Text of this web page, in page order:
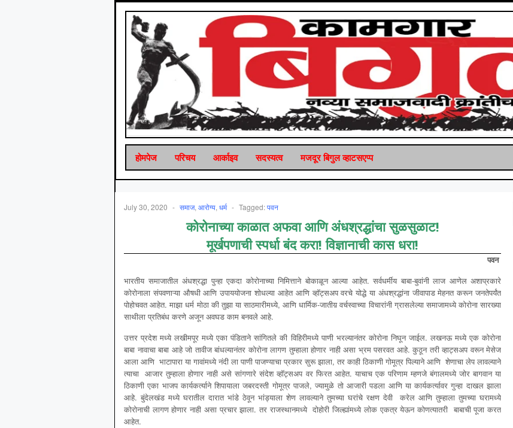
होमपेज परिचय आर्काइव सदस्यत्व मजदूर बिगुल व्‍हाटसएप्‍प
July 30, 2020 - समाज, आरोग्‍य, धर्म - Tagged:पवन
कोरोनाच्या काळात अफवा आणि अंधश्रद्धांचा सुळसुळाट!
मूर्खपणाची स्पर्धा बंद करा! विज्ञानाची कास धरा!
पवन
भारतीय समाजातील अंधश्रद्धा पुन्हा एकदा कोरोनाच्या निमित्ताने बोकाळून आल्या आहेत. सर्वधर्मीय बाबा-बुवांनी लाज आणेल अशाप्रकारे
कोरोनाला संपवणाऱ्या औषधी आणि उपाययोजना शोधल्या आहेत आणि व्हॉट्सअप वरचे योद्धे या अंधश्रद्धांना जीवापाड मेहनत करून जनतेपर्यंत
पोहोचवत आहेत. माझा धर्म मोठा की तुझा या साठमारीमध्ये, आणि धार्मिक-जातीय़ वर्चस्वाच्या विचारांनी ग्रासलेल्या समाजामध्ये कोरोना सारख्या
साथीला प्रतिबंध करणे अजून अवघड काम बनवले आहे.
उत्तर प्रदेश मध्ये लखीमपूर मध्ये एका पंडिताने सांगितले की विहिरीमध्ये पाणी भरल्यानंतर कोरोना निघून जाईल. लखनऊ मध्ये एक कोरोना
बाबा नावाचा बाबा आहे जो तावीज बांधल्यानंतर कोरोना लागण तुम्हाला होणार नाही असा भ्रम पसरवत आहे. कुठून तरी व्हाट्सअप वरून मेसेज
आला आणि भाटापारा या गावांमध्ये नंदी ला पाणी पाजण्याचा प्रकार सुरू झाला, तर काही ठिकाणी गोमूत्र पिल्याने आणि शेणाचा लेप लावल्याने
त्याचा आजार तुम्हाला होणार नाही असे सांगणारे संदेश व्हॉट्सअप वर फिरत आहेत. याचाच एक परिणाम म्हणजे बंगालमध्ये जोर बागवान या
ठिकाणी एका भाजप कार्यकर्त्याने शिपायाला जबरदस्ती गोमूत्र पाजले, ज्यामुळे तो आजारी पडला आणि या कार्यकर्त्यावर गुन्हा दाखल झाला
आहे. बुंदेलखंड मध्ये घरातील दारात भांडे ठेवून भांड्याला शेण लावल्याने तुमच्या घरांचे रक्षण देवी करेल आणि तुम्हाला तुमच्या घरामध्ये
कोरोनाची लागण होणार नाही असा प्रचार झाला. तर राजस्थानमध्ये दोहोरी जिल्ह्यांमध्ये लोक एकत्र येऊन कोणत्यातरी बाबाची पूजा करत
आहेत.